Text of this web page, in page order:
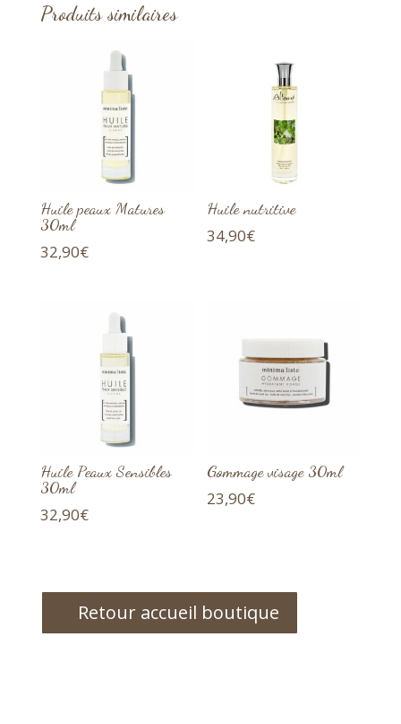
Produits similaires
Huile peaux Matures
30ml
32,90€
Huile nutritive
34,90€
Huile Peaux Sensibles
30ml
32,90€
Gommage visage 30ml
23,90€
Retour accueil boutique